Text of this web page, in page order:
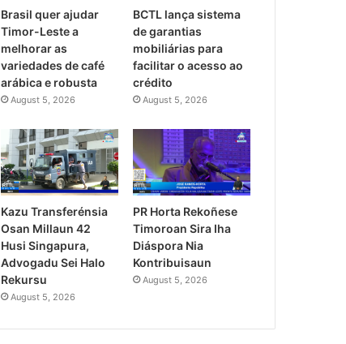
Brasil quer ajudar
Timor-Leste a
melhorar as
variedades de café
arábica e robusta
August 5, 2026
BCTL lança sistema
de garantias
mobiliárias para
facilitar o acesso ao
crédito
August 5, 2026
Kazu Transferénsia
Osan Millaun 42
Husi Singapura,
Advogadu Sei Halo
Rekursu
August 5, 2026
PR Horta Rekoñese
Timoroan Sira Iha
Diáspora Nia
Kontribuisaun
August 5, 2026